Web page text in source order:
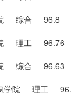
院 综合
院 理工
院 综合
息学院 理